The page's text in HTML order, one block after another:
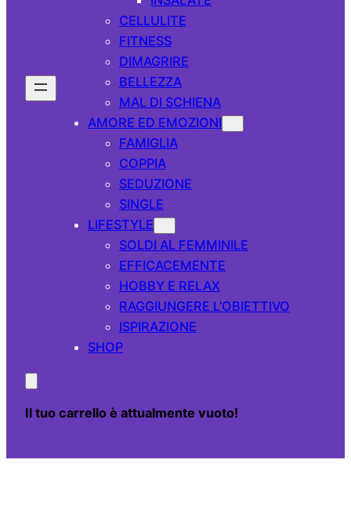
CELLULITE
FITNESS
DIMAGRIRE
BELLEZZA
MAL DI SCHIENA
AMORE ED EMOZIONI
FAMIGLIA
COPPIA
SEDUZIONE
SINGLE
LIFESTYLE
SOLDI AL FEMMINILE
EFFICACEMENTE
HOBBY E RELAX
RAGGIUNGERE L’OBIETTIVO
ISPIRAZIONE
SHOP
Il tuo carrello è attualmente vuoto!